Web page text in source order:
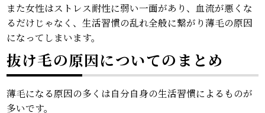
また女性はストレス耐性に弱い一面があり、血流が悪くな
るだけじゃなく、生活習慣の乱れ全般に繋がり薄毛の原因
になってしまいます。
抜け毛の原因についてのまとめ
薄毛になる原因の多くは自分自身の生活習慣によるものが
多いです。